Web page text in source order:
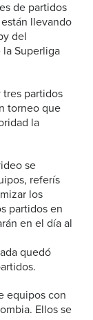
de partidos
llevando
del
la Superliga
tres partidos
torneo que
la
se
referís
los
partidos en
en el día al
quedó
equipos con
Ellos se